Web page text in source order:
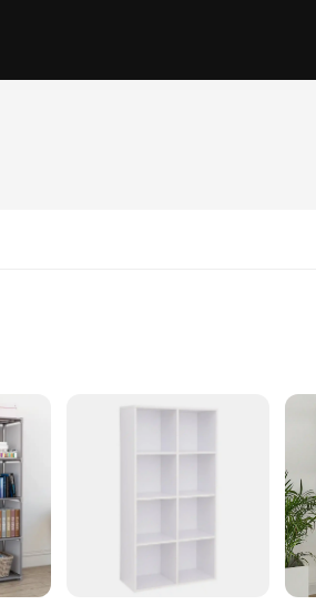
is a must-have for any book lover or interior
office space. Its clean lines and sleek
organization and display of your books.